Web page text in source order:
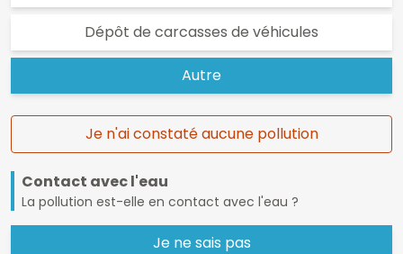
Dépôt de carcasses de véhicules
Autre
Je n'ai constaté aucune pollution
Contact avec l'eau
La pollution est-elle en contact avec l'eau ?
Je ne sais pas